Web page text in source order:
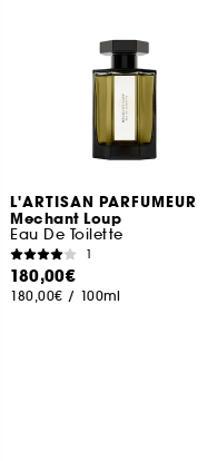
L'ARTISAN PARFUMEUR
Mechant Loup
Eau De Toilette
1
180,00€
180,00€ / 100ml